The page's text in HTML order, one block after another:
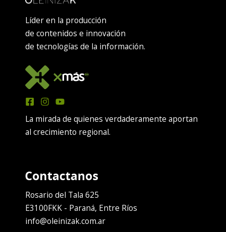
Líder en la producción
de contenidos e innovación
de tecnologías de la información.
La mirada de quienes verdaderamente aportan
al crecimiento regional.
Rosario del Tala 625
E3100FKK - Paraná, Entre Ríos
info@oleinizak.com.ar